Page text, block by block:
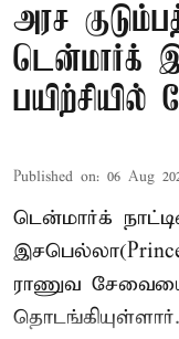
அரச
டென்மார்க்
பயிற்சியில்
Published on: 06 Aug
டென்மார்க்
ராணுவ
தொடங்கியுள்ளார்.